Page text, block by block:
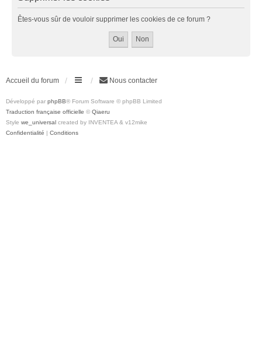
Êtes-vous sûr de vouloir supprimer les cookies de ce forum ?
Accueil du forum Nous contacter
Développé par phpBB® Forum Software © phpBB Limited
Traduction française officielle © Qiaeru
Style we_universal created by INVENTEA & v12mike
Confidentialité | Conditions